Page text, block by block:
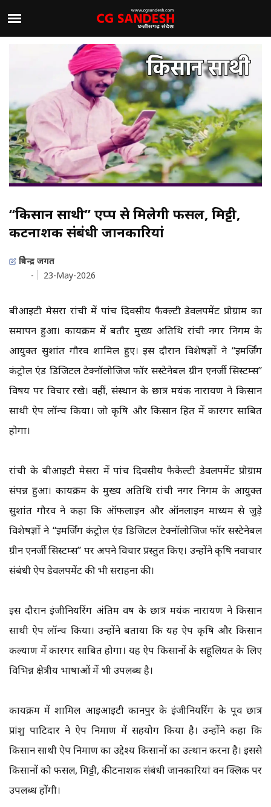
“किसान साथी” एप्प से मिलेगी फसल, मिट्टी,
कीटनाशक संबंधी जानकारियां
त्रिवेन्द्र जगत
-
23-May-2026
बीआईटी मेसरा रांची में पांच दिवसीय फैक्ल्टी डेवलपमेंट प्रोग्राम का
समापन हुआ। कार्यक्रम में बतौर मुख्य अतिथि रांची नगर निगम के
आयुक्त सुशांत गौरव शामिल हुए। इस दौरान विशेषज्ञों ने “इमर्जिंग
कंट्रोल एंड डिजिटल टेक्नॉलोजिज फॉर सस्टेनेबल ग्रीन एनर्जी सिस्टम्स”
विषय पर विचार रखे। वहीं, संस्थान के छात्र मयंक नारायण ने किसान
साथी ऐप लॉन्च किया। जो कृषि और किसान हित में कारगर साबित
होगा।
रांची के बीआईटी मेसरा में पांच दिवसीय फैकेल्टी डेवलपमेंट प्रोग्राम
संपन्न हुआ। कार्यक्रम के मुख्य अतिथि रांची नगर निगम के आयुक्त
सुशांत गौरव ने कहा कि ऑफलाइन और ऑनलाइन माध्यम से जुड़े
विशेषज्ञों ने “इमर्जिंग कंट्रोल एंड डिजिटल टेक्नॉलोजिज फॉर सस्टेनेबल
ग्रीन एनर्जी सिस्टम्स” पर अपने विचार प्रस्तुत किए। उन्होंने कृषि नवाचार
संबंधी ऐप डेवलपमेंट की भी सराहना की।
इस दौरान इंजीनियरिंग अंतिम वर्ष के छात्र मयंक नारायण ने किसान
साथी ऐप लॉन्च किया। उन्होंने बताया कि यह ऐप कृषि और किसान
कल्याण में कारगर साबित होगा। यह ऐप किसानों के सहूलियत के लिए
विभिन्न क्षेत्रीय भाषाओं में भी उपलब्ध है।
कार्यक्रम में शामिल आईआईटी कानपुर के इंजीनियरिंग के पूर्व छात्र
प्रांशु पाटिदार ने ऐप निर्माण में सहयोग किया है। उन्होंने कहा कि
किसान साथी ऐप निर्माण का उद्देश्य किसानों का उत्थान करना है। इससे
किसानों को फसल, मिट्टी, कीटनाशक संबंधी जानकारियां वन क्लिक पर
उपलब्ध होंगी।